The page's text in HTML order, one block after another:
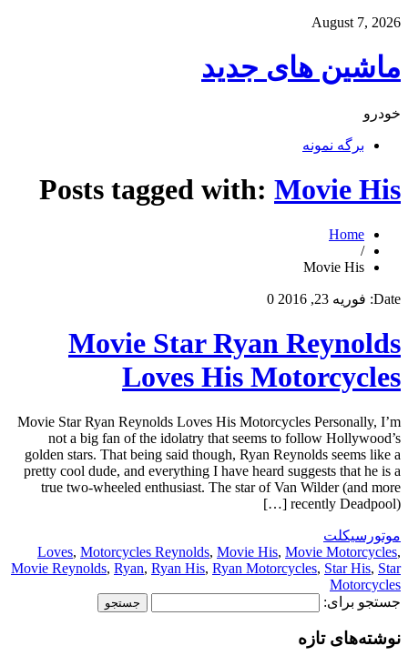
August 7, 2026
ماشین های جدید
خودرو
برگه نمونه
Posts tagged with: Movie His
Home
/
Movie His
Date: فوریه 23, 2016 0
Movie Star Ryan Reynolds
Loves His Motorcycles
Movie Star Ryan Reynolds Loves His Motorcycles Personally, I’m
not a big fan of the idolatry that seems to follow Hollywood’s
golden stars. That being said though, Ryan Reynolds seems like a
pretty cool dude, and everything I have heard suggests that he is a
true two-wheeled enthusiast. The star of Van Wilder (and more
recently Deadpool) […]
موتورسیکلت
Loves, Motorcycles Reynolds, Movie His, Movie Motorcycles,
Movie Reynolds, Ryan, Ryan His, Ryan Motorcycles, Star His, Star
Motorcycles
جستجو برای:
نوشته‌های تازه